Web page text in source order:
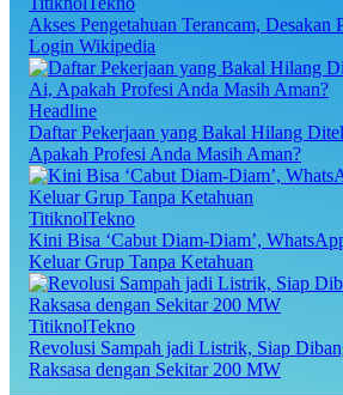
Akses Pengetahuan Terancam, Desakan
Login Wikipedia
Headline
Daftar Pekerjaan yang Bakal Hilang
Apakah Profesi Anda Masih Aman?
TitiknolTekno
Kini Bisa ‘Cabut Diam-Diam’,
Keluar Grup Tanpa Ketahuan
TitiknolTekno
Revolusi Sampah jadi Listrik, Siap
Raksasa dengan Sekitar 200 MW